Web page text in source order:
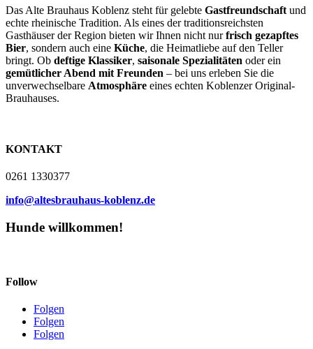
Das Alte Brauhaus Koblenz steht für gelebte Gastfreundschaft und
echte rheinische Tradition. Als eines der traditionsreichsten
Gasthäuser der Region bieten wir Ihnen nicht nurfrisch gezapftes
Bier, sondern auch eine Küche, die Heimatliebe auf den Teller
bringt. Ob deftige Klassiker, saisonale Spezialitäten oder ein
gemütlicher Abend mit Freunden – bei uns erleben Sie die
unverwechselbare Atmosphäre eines echten Koblenzer Original-
Brauhauses.
KONTAKT
0261 1330377
info@altesbrauhaus-koblenz.de
Hunde willkommen!
Follow
Folgen
Folgen
Folgen